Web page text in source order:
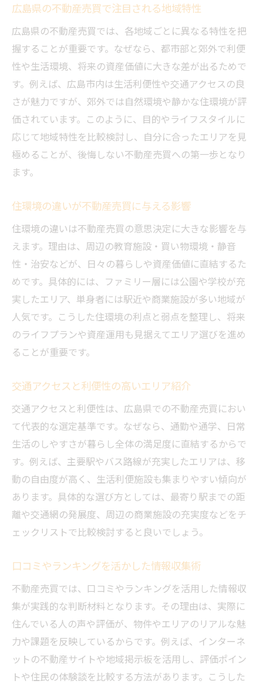
広島県の不動産売買で注目される地域特性
広島県の不動産売買では、各地域ごとに異なる特性を把
握することが重要です。なぜなら、都市部と郊外で利便
性や生活環境、将来の資産価値に大きな差が出るためで
す。例えば、広島市内は生活利便性や交通アクセスの良
さが魅力ですが、郊外では自然環境や静かな住環境が評
価されています。このように、目的やライフスタイルに
応じて地域特性を比較検討し、自分に合ったエリアを見
極めることが、後悔しない不動産売買への第一歩となり
ます。
住環境の違いが不動産売買に与える影響
住環境の違いは不動産売買の意思決定に大きな影響を与
えます。理由は、周辺の教育施設・買い物環境・静音
性・治安などが、日々の暮らしや資産価値に直結するた
めです。具体的には、ファミリー層には公園や学校が充
実したエリア、単身者には駅近や商業施設が多い地域が
人気です。こうした住環境の利点と弱点を整理し、将来
のライフプランや資産運用も見据えてエリア選びを進め
ることが重要です。
交通アクセスと利便性の高いエリア紹介
交通アクセスと利便性は、広島県での不動産売買におい
て代表的な選定基準です。なぜなら、通勤や通学、日常
生活のしやすさが暮らし全体の満足度に直結するからで
す。例えば、主要駅やバス路線が充実したエリアは、移
動の自由度が高く、生活利便施設も集まりやすい傾向が
あります。具体的な選び方としては、最寄り駅までの距
離や交通網の発展度、周辺の商業施設の充実度などをチ
ェックリストで比較検討すると良いでしょう。
口コミやランキングを活かした情報収集術
不動産売買では、口コミやランキングを活用した情報収
集が実践的な判断材料となります。その理由は、実際に
住んでいる人の声や評価が、物件やエリアのリアルな魅
力や課題を反映しているからです。例えば、インターネ
ットの不動産サイトや地域掲示板を活用し、評価ポイン
トや住民の体験談を比較する方法があります。こうした